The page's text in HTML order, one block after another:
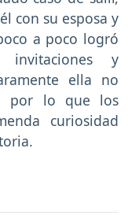
con su esposa y
a poco logró
invitaciones y
ella no
por lo que los
curiosidad